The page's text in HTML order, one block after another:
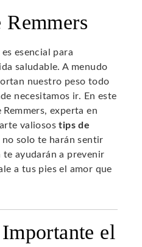
esencial para
saludable. A menudo
nuestro peso todo
necesitamos ir. En este
experta en
valiosostips de
no solo te harán sentir
ayudarán a prevenir
a tus pies el amor que
el